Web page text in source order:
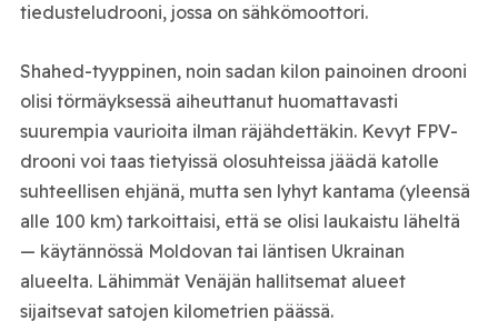
tiedusteludrooni, jossa on sähkömoottori.
Shahed-tyyppinen, noin sadan kilon painoinen drooni
olisi törmäyksessä aiheuttanut huomattavasti
suurempia vaurioita ilman räjähdettäkin. Kevyt FPV-
drooni voi taas tietyissä olosuhteissa jäädä katolle
suhteellisen ehjänä, mutta sen lyhyt kantama (yleensä
alle 100 km) tarkoittaisi, että se olisi laukaistu läheltä
— käytännössä Moldovan tai läntisen Ukrainan
alueelta. Lähimmät Venäjän hallitsemat alueet
sijaitsevat satojen kilometrien päässä.